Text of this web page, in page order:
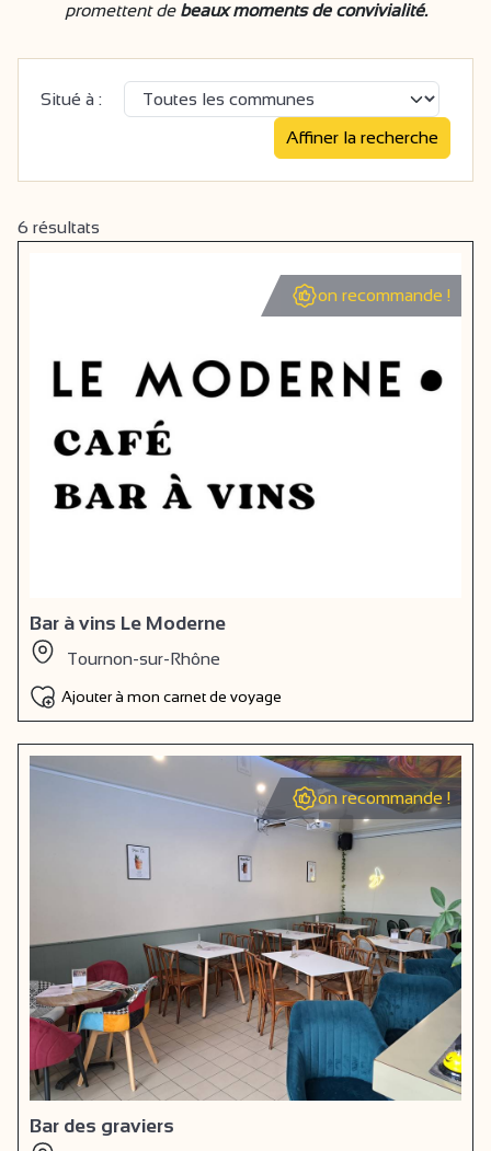
promettent debeaux moments de convivialité.
Situé à :
6 résultats
on recommande !
Bar à vins Le Moderne
Tournon-sur-Rhône
Ajouter à mon carnet de voyage
on recommande !
Bar des graviers